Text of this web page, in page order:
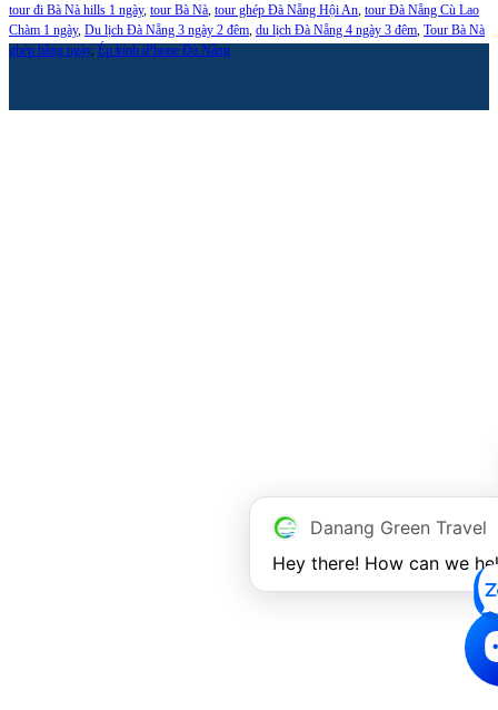
tour đi Bà Nà hills 1 ngày, tour Bà Nà, tour ghép Đà Nẵng Hội An, tour Đà Nẵng Cù Lao
Chàm 1 ngày, Du lịch Đà Nẵng 3 ngày 2 đêm, du lịch Đà Nẵng 4 ngày 3 đêm, Tour Bà Nà
ghép hằng ngày, Ép kính iPhone Đà Nẵng
Danang Green Travel
Hey there! How can we